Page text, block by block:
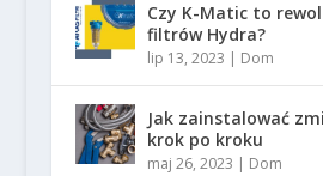
Czy K-Matic to
filtrów Hydra?
lip 13, 2023 | Dom
Jak zainstalować
krok po kroku
maj 26, 2023 | Dom